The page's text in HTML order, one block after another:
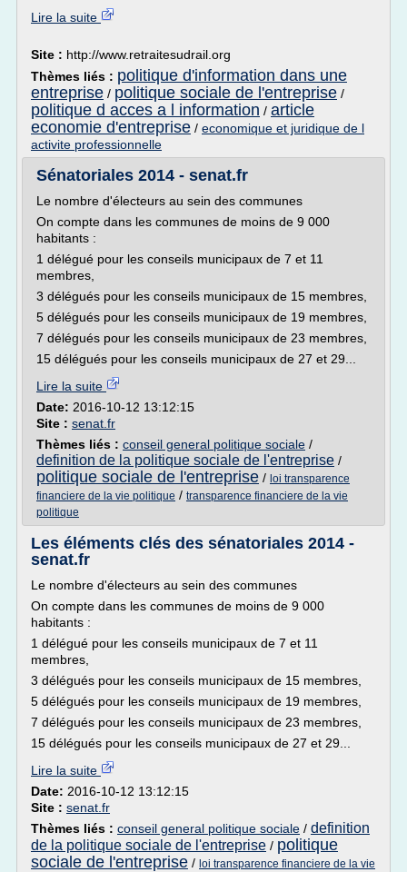
Lire la suite
Site : http://www.retraitesudrail.org
Thèmes liés : politique d'information dans une
entreprise / politique sociale de l'entreprise /
politique d acces a l information / article
economie d'entreprise / economique et juridique de l
activite professionnelle
Sénatoriales 2014 - senat.fr
Le nombre d'électeurs au sein des communes
On compte dans les communes de moins de 9 000
habitants :
1 délégué pour les conseils municipaux de 7 et 11
membres,
3 délégués pour les conseils municipaux de 15 membres,
5 délégués pour les conseils municipaux de 19 membres,
7 délégués pour les conseils municipaux de 23 membres,
15 délégués pour les conseils municipaux de 27 et 29...
Lire la suite
Date: 2016-10-12 13:12:15
Site : senat.fr
Thèmes liés : conseil general politique sociale /
definition de la politique sociale de l'entreprise /
politique sociale de l'entreprise / loi transparence
financiere de la vie politique / transparence financiere de la vie
politique
Les éléments clés des sénatoriales 2014 -
senat.fr
Le nombre d'électeurs au sein des communes
On compte dans les communes de moins de 9 000
habitants :
1 délégué pour les conseils municipaux de 7 et 11
membres,
3 délégués pour les conseils municipaux de 15 membres,
5 délégués pour les conseils municipaux de 19 membres,
7 délégués pour les conseils municipaux de 23 membres,
15 délégués pour les conseils municipaux de 27 et 29...
Lire la suite
Date: 2016-10-12 13:12:15
Site : senat.fr
Thèmes liés : conseil general politique sociale / definition
de la politique sociale de l'entreprise / politique
sociale de l'entreprise / loi transparence financiere de la vie